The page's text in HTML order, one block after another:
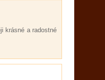
krásné a radostné